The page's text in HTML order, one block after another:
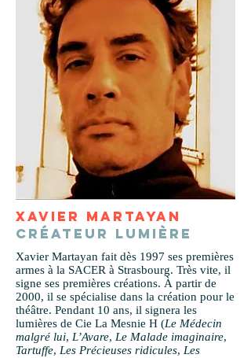
XAVIER MARTAYAN
CRÉATEUR LUMIÈRE
Xavier Martayan fait dès 1997 ses premières
armes à la SACER à Strasbourg. Très vite, il
signe ses premières créations. À partir de
2000, il se spécialise dans la création pour le
théâtre. Pendant 10 ans, il signera les
lumières de Cie La Mesnie H (Le Médecin
malgré lui, L’Avare, Le Malade imaginaire,
Tartuffe, Les Précieuses ridicules, Les